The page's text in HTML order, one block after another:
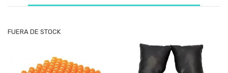
FUERA DE STOCK